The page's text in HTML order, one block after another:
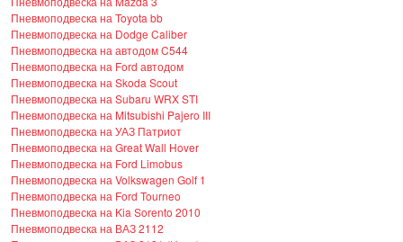
Пневмоподвеска на Toyota bb
Пневмоподвеска на Dodge Caliber
Пневмоподвеска на автодом C544
Пневмоподвеска на Ford автодом
Пневмоподвеска на Skoda Scout
Пневмоподвеска на Subaru WRX STI
Пневмоподвеска на Mitsubishi Pajero III
Пневмоподвеска на УАЗ Патриот
Пневмоподвеска на Great Wall Hover
Пневмоподвеска на Ford Limobus
Пневмоподвеска на Volkswagen Golf 1
Пневмоподвеска на Ford Tourneo
Пневмоподвеска на Kia Sorento 2010
Пневмоподвеска на ВАЗ 2112